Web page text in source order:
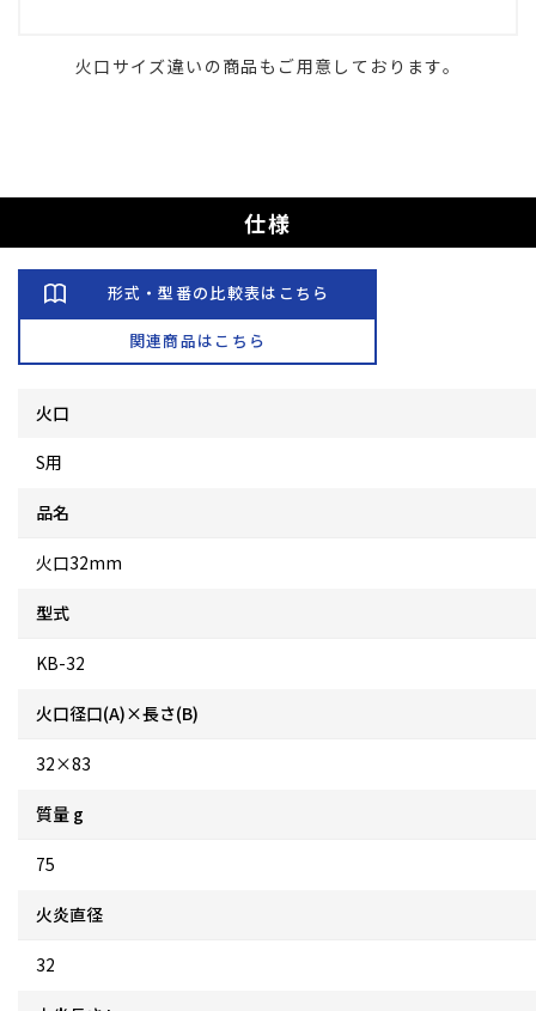
火口サイズ違いの商品もご用意しております。
仕様
形式・型番の比較表はこちら
関連商品はこちら
火口
S用
品名
火口32mm
型式
KB-32
火口径口(A)×長さ(B)
32×83
質量 g
75
火炎直径
32